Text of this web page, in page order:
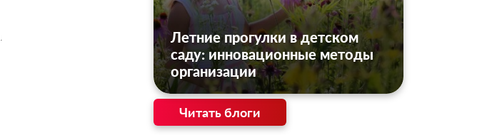
Летние прогулки в детском
саду: инновационные методы
организации
Читать блоги